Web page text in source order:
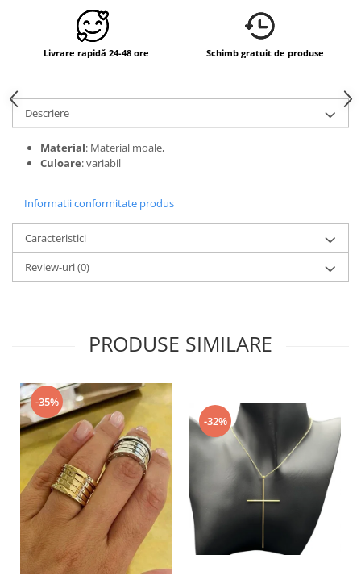
Livrare rapidă 24-48 ore Schimb gratuit de produse
Descriere
Material: Material moale,
Culoare: variabil
Informatii conformitate produs
Caracteristici
Review-uri(0)
PRODUSE SIMILARE
-35%
-32%